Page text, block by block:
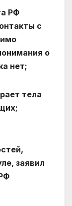
РФ
с
о
нет;
тела
заявил